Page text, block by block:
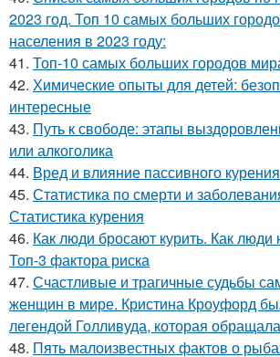
2023 год. Топ 10 самых больших
населения в 2023 году:
41. Топ-10 самых больших городов
42. Химические опыты для детей:
интересные
43. Путь к свободе: этапы
или алкоголика
44. Вред и влияние пассивного
45. Статистика по смерти и
Статистика курения
46. Как люди бросают курить. Как люди
Топ-3 фактора риска
47. Счастливые и трагичные судьбы
женщин в мире. Кристина Кроуфорд
легендой Голливуда, которая
48. Пять малоизвестных фактов о